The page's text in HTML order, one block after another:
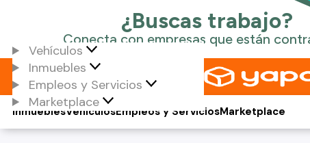
Vehículos
Inmuebles
Empleos y Servicios
Marketplace
Vehículos
Inmuebles Empleos y ServiciosMarketplace